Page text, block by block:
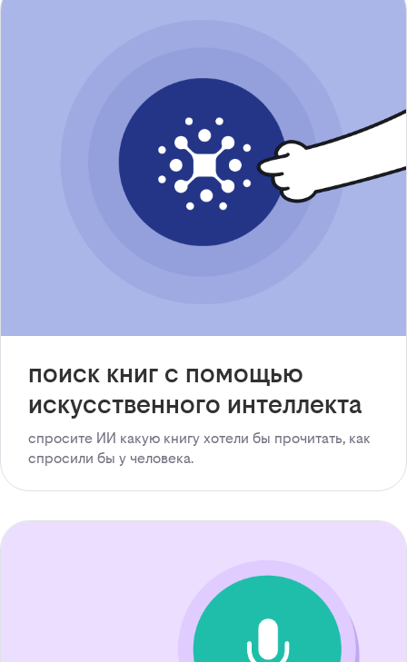
поиск книг с помощью
искусственного интеллекта
спросите ИИ какую книгу хотели бы прочитать, как
спросили бы у человека.